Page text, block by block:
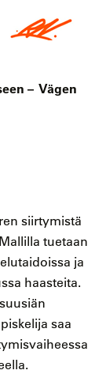
– Vägen
siirtymistä
tuetaan
ja
haasteita.
saa